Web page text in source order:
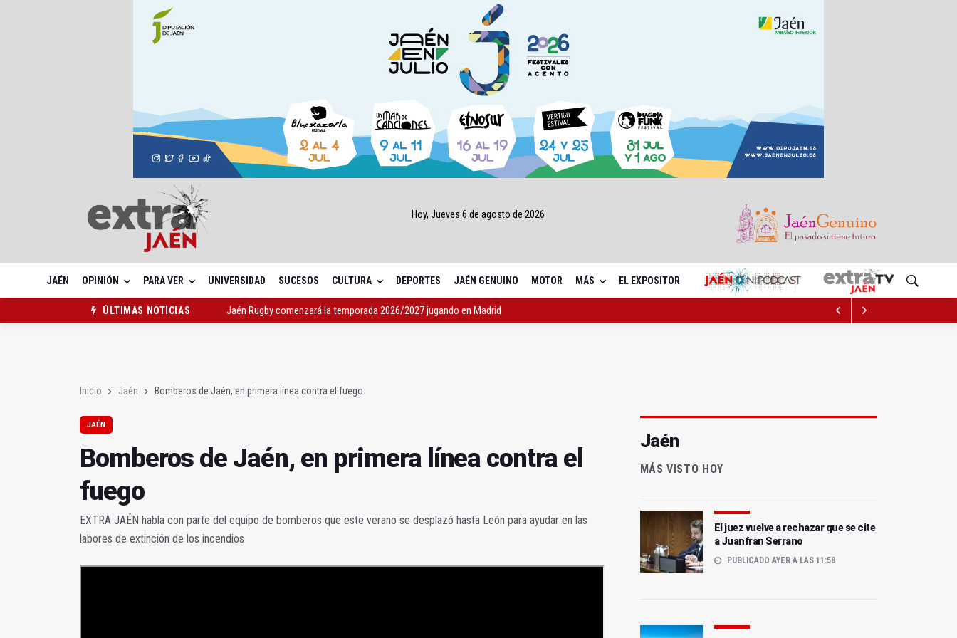
Hoy, Jueves 6 de agosto de 2026
JAÉN OPINIÓN PARA VER UNIVERSIDAD SUCESOS CULTURA DEPORTES JAÉN GENUINO MOTOR MÁS EL EXPOSITOR
ÚLTIMAS NOTICIAS
Jaén Rugby comenzará la temporada 2026/2027 jugando en Madrid
Inicio Jaén Bomberos de Jaén, en primera línea contra el fuego
JAÉN
Bomberos de Jaén, en primera línea contra el
fuego
EXTRA JAÉN habla con parte del equipo de bomberos que este verano se desplazó hasta León para ayudar en las
labores de extinción de los incendios
Jaén
MÁS VISTO HOY
El juez vuelve a rechazar que se cite
a Juanfran Serrano
PUBLICADO AYER A LAS 11:58